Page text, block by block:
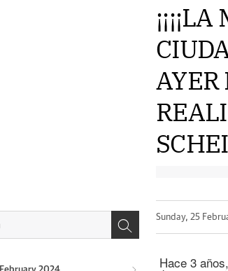
AYER
Sunday, 25
Hace 3